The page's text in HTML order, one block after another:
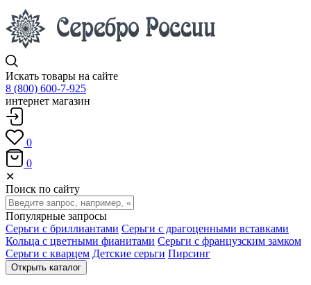
Искать товары на сайте
8 (800) 600-7-925
интернет магазин
0
0
✕
Поиск по сайту
Популярные запросы
Серьги с бриллиантами Серьги с драгоценными вставками
Кольца с цветными фианитами Серьги с французским замком
Серьги с кварцем Детские серьги Пирсинг
Открыть каталог